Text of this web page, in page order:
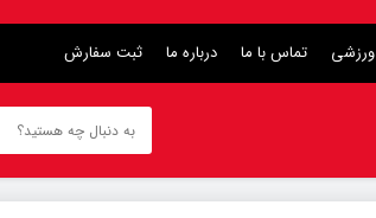
ورزشی تماس با ما درباره ما ثبت سفارش